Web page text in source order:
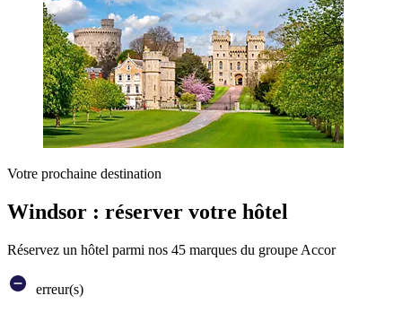
Votre prochaine destination
Windsor : réserver votre hôtel
Réservez un hôtel parmi nos 45 marques du groupe Accor
erreur(s)